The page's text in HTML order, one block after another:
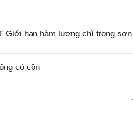
Giới hạn hàm lượng chì trong sơn
có cồn